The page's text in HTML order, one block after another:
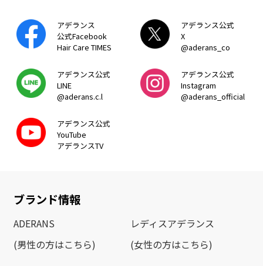
アデランス
公式Facebook
Hair Care TIMES
アデランス公式
X
@aderans_co
アデランス公式
LINE
@aderans.c.l
アデランス公式
Instagram
@aderans_official
アデランス公式
YouTube
アデランスTV
ブランド情報
ADERANS
(男性の方はこちら)
レディスアデランス
(女性の方はこちら)